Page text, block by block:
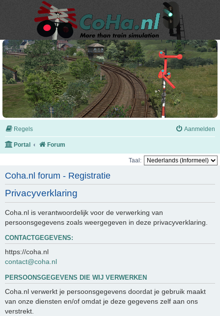
Regels Aanmelden
Portal Forum
Taal:
Coha.nl forum - Registratie
Privacyverklaring
Coha.nl is verantwoordelijk voor de verwerking van
persoonsgegevens zoals weergegeven in deze privacyverklaring.
CONTACTGEGEVENS:
https://coha.nl
contact@coha.nl
PERSOONSGEGEVENS DIE WIJ VERWERKEN
Coha.nl verwerkt je persoonsgegevens doordat je gebruik maakt
van onze diensten en/of omdat je deze gegevens zelf aan ons
verstrekt.